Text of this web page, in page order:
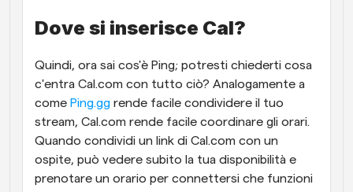
Dove si inserisce Cal?
Quindi, ora sai cos'è Ping; potresti chiederti cosa
c'entra Cal.com con tutto ciò? Analogamente a
come Ping.gg rende facile condividere il tuo
stream, Cal.com rende facile coordinare gli orari.
Quando condividi un link di Cal.com con un
ospite, può vedere subito la tua disponibilità e
prenotare un orario per connettersi che funzioni